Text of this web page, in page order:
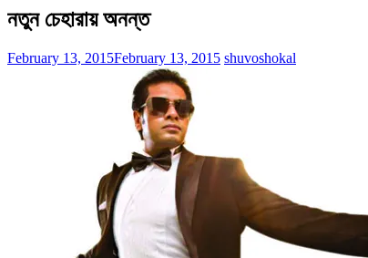
নতুন চেহারায় অনন্ত
February 13, 2015February 13, 2015 shuvoshokal